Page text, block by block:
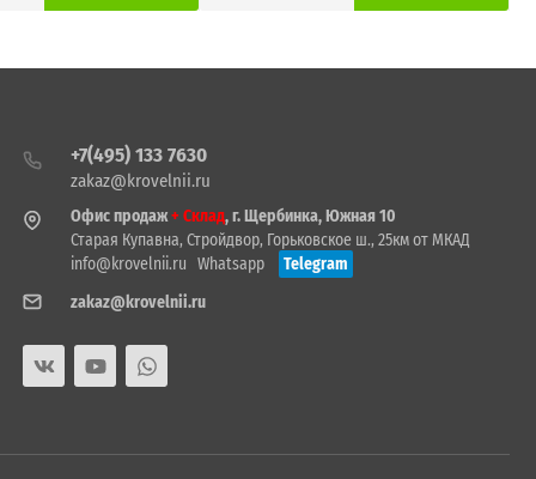
+7(495) 133 7630
zakaz@krovelnii.ru
Офис продаж+ Склад, г. Щербинка, Южная 10
Старая Купавна, Стройдвор, Горьковское ш., 25км от МКАД
info@krovelnii.ru
Whatsapp
Telegram
zakaz@krovelnii.ru